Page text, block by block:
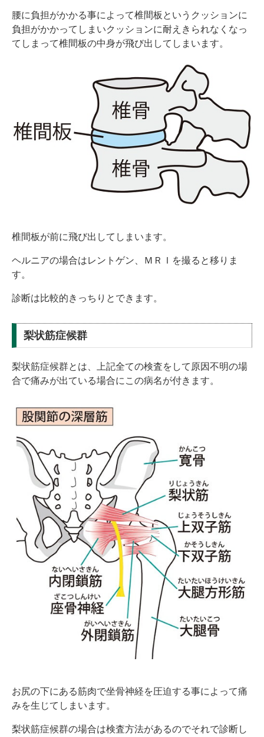
腰に負担がかかる事によって椎間板というクッションに
負担がかかってしまいクッションに耐えきられなくなっ
てしまって椎間板の中身が飛び出してしまいます。
椎間板が前に飛び出してしまいます。
ヘルニアの場合はレントゲン、ＭＲＩを撮ると移りま
す。
診断は比較的きっちりとできます。
梨状筋症候群
梨状筋症候群とは、上記全ての検査をして原因不明の場
合で痛みが出ている場合にこの病名が付きます。
お尻の下にある筋肉で坐骨神経を圧迫する事によって痛
みを生じてしまいます。
梨状筋症候群の場合は検査方法があるのでそれで診断し